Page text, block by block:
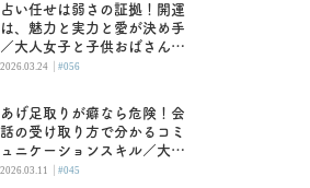
占い任せは弱さの証拠！開運
は、魅力と実力と愛が決め手
／大人女子と子供おばさんの
恋愛の違い
2026.03.24 | #056
あげ足取りが癖なら危険！会
話の受け取り方で分かるコミ
ュニケーションスキル／大人
女子と子供おばさんの恋愛の
2026.03.11 | #045